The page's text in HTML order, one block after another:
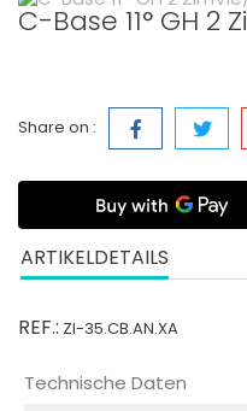
C-Base 11° GH 2
Share on :
ARTIKELDETAILS
REF.: ZI-35.CB.AN.XA
Technische Daten